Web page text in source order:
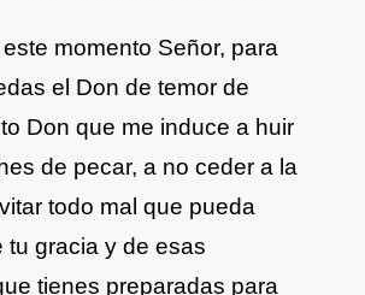
momento Señor, para
el Don de temor de
Don que me induce a huir
de pecar, a no ceder a la
todo mal que pueda
tu gracia y de esas
tienes preparadas para